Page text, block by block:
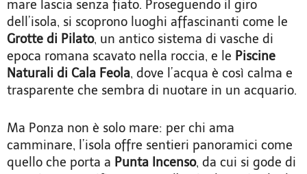
mare lascia senza fiato. Proseguendo il giro
dell’isola, si scoprono luoghi affascinanti come le
Grotte di Pilato, un antico sistema di vasche di
epoca romana scavato nella roccia, e le Piscine
Naturali di Cala Feola, dove l’acqua è così calma e
trasparente che sembra di nuotare in un acquario.
Ma Ponza non è solo mare: per chi ama
camminare, l’isola offre sentieri panoramici come
quello che porta a Punta Incenso, da cui si gode di